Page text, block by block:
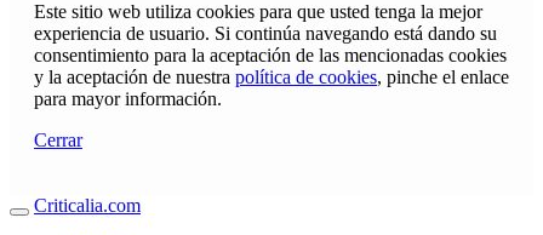
Este sitio web utiliza cookies para que usted tenga la mejor
experiencia de usuario. Si continúa navegando está dando su
consentimiento para la aceptación de las mencionadas cookies
y la aceptación de nuestra política de cookies, pinche el enlace
para mayor información.
Cerrar
Criticalia.com